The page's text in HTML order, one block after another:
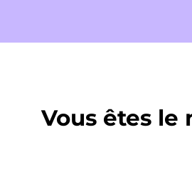
Vous êtes le